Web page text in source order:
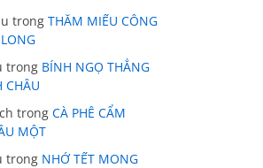
trong THĂM MIẾU CÔNG
trong BÍNH NGỌ THẲNG
CHÂU
trong CÀ PHÊ CẨM
MỘT
trong NHỚ TẾT MONG